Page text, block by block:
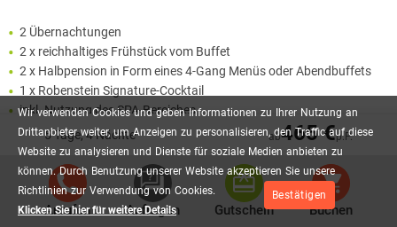
Wir verwenden Cookies und geben Informationen zu Ihrer Nutzung an
Drittanbieter weiter, um Anzeigen zu personalisieren, den Traffic auf diese
Website zu analysieren und Dienste für soziale Medien anbieten zu
können. Durch Benutzung unserer Website akzeptieren Sie unsere
Richtlinien zur Verwendung von Cookies.
Klicken Sie hier für weitere Details
Bestätigen
5 Tage, 4 Nächte ab465 €p.P.
Anrufen Anfragen Gutschein Buchen
2 Übernachtungen
2 x reichhaltiges Frühstück vom Buffet
2 x Halbpension in Form eines 4-Gang Menüs oder Abendbuffets
1 x Robenstein Signature-Cocktail
inkl. Nutzung des SPA-Bereiches
inkl. Nutzung des Saunadorfes
Mehr lesen
AB 235,00 €P.P.